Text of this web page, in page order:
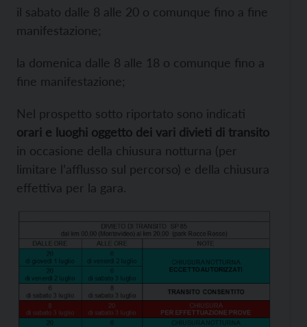
il sabato dalle 8 alle 20 o comunque fino a fine
manifestazione;
la domenica dalle 8 alle 18 o comunque fino a
fine manifestazione;
Nel prospetto sotto riportato sono indicati
orari e luoghi oggetto dei vari divieti di transito
in occasione della chiusura notturna (per
limitare l’afflusso sul percorso) e della chiusura
effettiva per la gara.